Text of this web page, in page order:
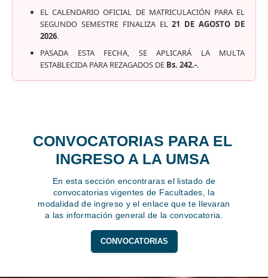
EL CALENDARIO OFICIAL DE MATRICULACIÓN PARA EL
SEGUNDO SEMESTRE FINALIZA EL21 DE AGOSTO DE
2026.
PASADA ESTA FECHA, SE APLICARÁ LA MULTA
ESTABLECIDA PARA REZAGADOS DE Bs. 242.-.
CONVOCATORIAS PARA EL
INGRESO A LA UMSA
En esta sección encontraras el listado de
convocatorias vigentes de Facultades, la
modalidad de ingreso y el enlace que te llevaran
a las información general de la convocatoria.
CONVOCATORIAS